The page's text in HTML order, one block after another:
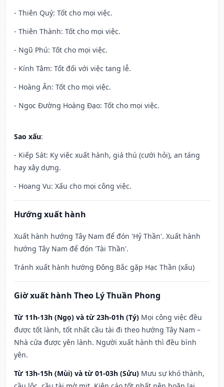
- Thiên Quý: Tốt cho mọi việc.
- Thiên Thành: Tốt cho mọi việc.
- Ngũ Phú: Tốt cho mọi việc.
- Kính Tâm: Tốt đối với việc tang lễ.
- Hoàng Ân: Tốt cho mọi việc.
- Ngọc Đường Hoàng Đạo: Tốt cho mọi việc.
Sao xấu:
- Kiếp Sát: Kỵ việc xuất hành, giá thú (cưới hỏi), an táng
hay xây dựng.
- Hoang Vu: Xấu cho mọi công việc.
Hướng xuất hành
Xuất hành hướng Tây Nam để đón 'Hỷ Thần'. Xuất hành
hướng Tây Nam để đón 'Tài Thần'.
Tránh xuất hành hướng Đông Bắc gặp Hạc Thần (xấu)
Giờ xuất hành Theo Lý Thuần Phong
Từ 11h-13h (Ngọ) và từ 23h-01h (Tý) Mọi công việc đều
được tốt lành, tốt nhất cầu tài đi theo hướng Tây Nam –
Nhà cửa được yên lành. Người xuất hành thì đều bình
yên.
Từ 13h-15h (Mùi) và từ 01-03h (Sửu) Mưu sự khó thành,